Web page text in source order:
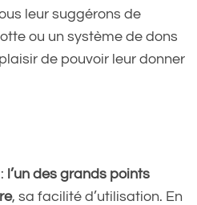
leur suggérons de
ou un système de dons
de pouvoir leur donner
l’un des grands points
, sa facilité d’utilisation. En